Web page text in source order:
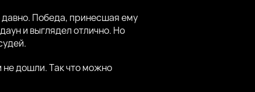
Победа, принесшая ему
и выглядел отлично. Но
не дошли. Так что можно